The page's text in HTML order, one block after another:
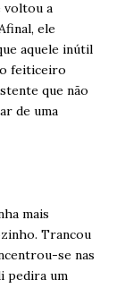
voltou a
ele
aquele inútil
o feiticeiro
que não
de uma
mais
Trancou
se nas
pedira um